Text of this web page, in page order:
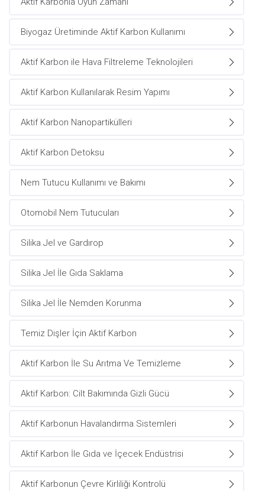
Biyogaz Üretiminde Aktif Karbon Kullanımı
Aktif Karbon ile Hava Filtreleme Teknolojileri
Aktif Karbon Kullanılarak Resim Yapımı
Aktif Karbon Nanopartikülleri
Aktif Karbon Detoksu
Nem Tutucu Kullanımı ve Bakımı
Otomobil Nem Tutucuları
Silika Jel ve Gardırop
Silika Jel İle Gıda Saklama
Silika Jel İle Nemden Korunma
Temiz Dişler İçin Aktif Karbon
Aktif Karbon İle Su Arıtma Ve Temizleme
Aktif Karbon: Cilt Bakımında Gizli Gücü
Aktif Karbonun Havalandırma Sistemleri
Aktif Karbon İle Gıda ve İçecek Endüstrisi
Aktif Karbonun Çevre Kirliliği Kontrolü